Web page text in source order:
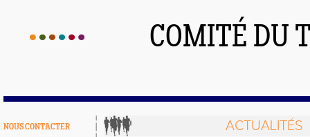
COMITÉ DU
NOUS CONTACTER ACTUALITÉS